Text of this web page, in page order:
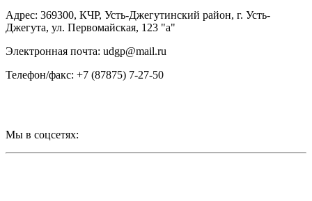
Адрес: 369300, КЧР, Усть-Джегутинский район, г. Усть-
Джегута, ул. Первомайская, 123 "а"
Электронная почта: udgp@mail.ru
Телефон/факс: +7 (87875) 7-27-50
Мы в соцсетях: